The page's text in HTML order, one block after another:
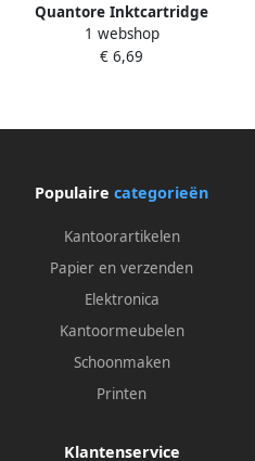
Quantore Inktcartridge
alternatief tbv Epson
T790240 blauw
1 webshop
€ 6,69
Populaire categorieën
Kantoorartikelen
Papier en verzenden
Elektronica
Kantoormeubelen
Schoonmaken
Printen
Klantenservice